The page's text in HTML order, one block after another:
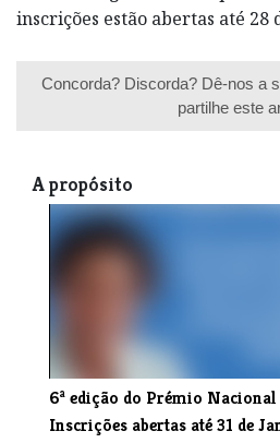
inscrições estão abertas até 28
Concorda? Discorda? Dê-nos a
partilhe este
A propósito
​6ª edição do Prémio Nacional
Inscrições abertas até 31 de